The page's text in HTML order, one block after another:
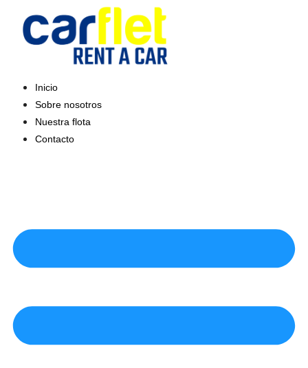
contenido
Inicio
Sobre nosotros
Nuestra flota
Contacto